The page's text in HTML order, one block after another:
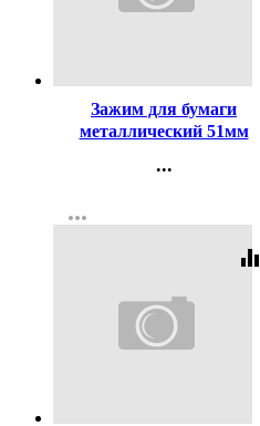
Зажим для бумаги
металлический 51мм
...
Регистрация
more_horiz
equalizer